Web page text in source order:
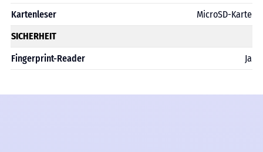
Kartenleser
MicroSD-Karte
SICHERHEIT
Fingerprint-Reader
Ja